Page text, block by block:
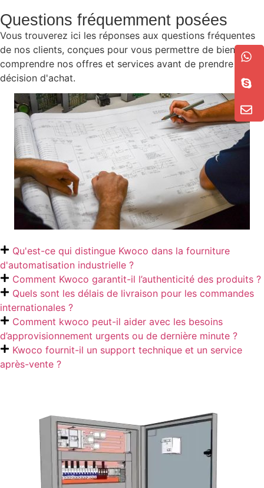
Questions fréquemment posées
Vous trouverez ici les réponses aux questions fréquentes
de nos clients, conçues pour vous permettre de bien
comprendre nos offres et services avant de prendre une
décision d'achat.
Qu'est-ce qui distingue Kwoco dans la fourniture
d'automatisation industrielle ?
Comment Kwoco garantit-il l’authenticité des produits ?
Quels sont les délais de livraison pour les commandes
internationales ?
Comment kwoco peut-il aider avec les besoins
d’approvisionnement urgents ou de dernière minute ?
Kwoco fournit-il un support technique et un service
après-vente ?